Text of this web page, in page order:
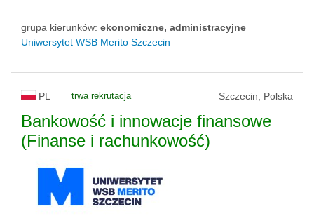
grupa kierunków: ekonomiczne, administracyjne
Uniwersytet WSB Merito Szczecin
PL trwa rekrutacja Szczecin, Polska
Bankowość i innowacje finansowe
(Finanse i rachunkowość)